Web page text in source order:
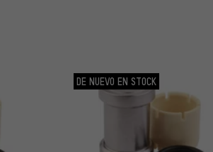
DE NUEVO EN STOCK